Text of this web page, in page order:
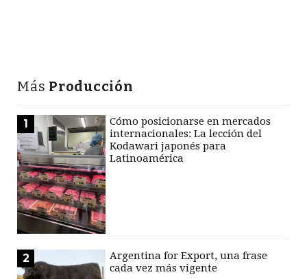
Más Producción
1
Cómo posicionarse en mercados
internacionales: La lección del
Kodawari japonés para
Latinoamérica
2
Argentina for Export, una frase
cada vez más vigente